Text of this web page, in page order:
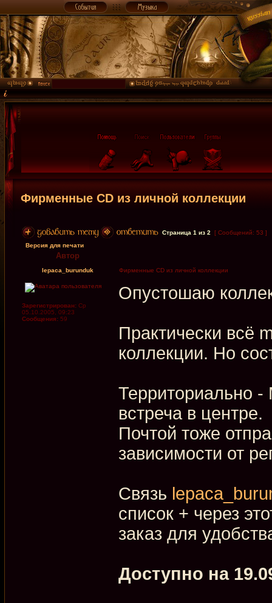
Фирменные CD из личной коллекции
Страница 1 из 2
[ Сообщений: 53 ]
Версия для печати
Автор
lepaca_burunduk Фирменные CD из личной коллекции
Зарегистрирован: Ср
05.10.2005, 09:23
Сообщения: 59
Опустошаю
Практически всё
коллекции. Но
Территориально
встреча в центре.
Почтой тоже
зависимости от
Связь
список + через
заказ для
Доступно на